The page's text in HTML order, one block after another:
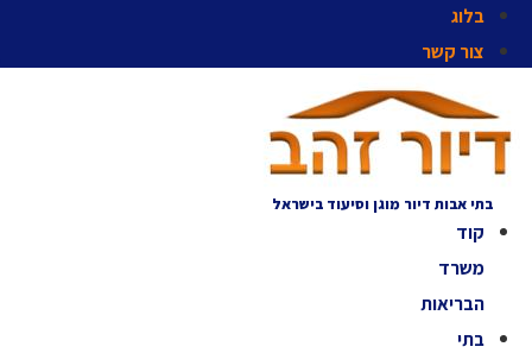
בלוג
צור קשר
בתי אבות דיור מוגן וסיעוד בישראל
קוד
משרד
הבריאות
בתי